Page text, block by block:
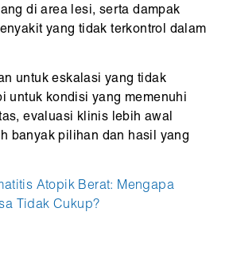
di area lesi, serta dampak
yang tidak terkontrol dalam
untuk eskalasi yang tidak
untuk kondisi yang memenuhi
evaluasi klinis lebih awal
banyak pilihan dan hasil yang
Atopik Berat: Mengapa
Tidak Cukup?